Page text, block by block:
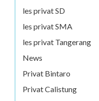
les privat SD
les privat SMA
les privat Tangerang
News
Privat Bintaro
Privat Calistung